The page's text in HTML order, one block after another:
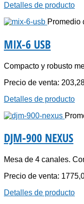
Detalles de producto
Promedio
MIX-6 USB
Compacto y robusto
Precio de venta:
Detalles de producto
DJM-900 NEXUS
Mesa de 4 canales.
Precio de venta:
Detalles de producto